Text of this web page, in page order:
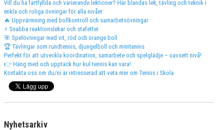
MATCHER
TRÄNARE & LEDARE
Vill du ha fartfyllda och varierande lektioner? Här blandas lek, tävling och teknik i
enkla och roliga övningar för alla nivåer:
🔥 Uppvärmning med bollkontroll och samarbetsövningar
⚡ Snabba reaktionslekar och stafetter
🎯 Spelövningar med vit, röd och orange boll
🏆 Tävlingar som rundtennis, djungelboll och minitennis
Perfekt för att utveckla koordination, samarbete och spelglädje – oavsett nivå!
👉 Häng med och upptäck hur kul tennis kan vara!
Kontakta oss om du/ni är intresserad att veta mer om Tennis i Skola
Nyhetsarkiv